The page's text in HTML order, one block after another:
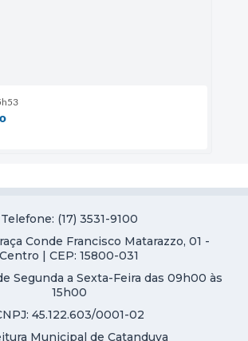
Telefone: (17) 3531-9100
Conde Francisco Matarazzo, 01 -
Centro | CEP: 15800-031
Segunda a Sexta-Feira das 09h00 às
15h00
45.122.603/0001-02
Municipal de Catanduva